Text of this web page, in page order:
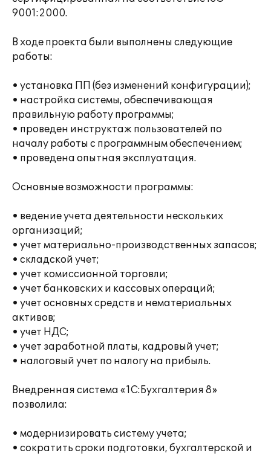
9001:2000.
В ходе проекта были выполнены следующие
работы:
• установка ПП (без изменений конфигурации);
• настройка системы, обеспечивающая
правильную работу программы;
• проведен инструктаж пользователей по
началу работы с программным обеспечением;
• проведена опытная эксплуатация.
Основные возможности программы:
• ведение учета деятельности нескольких
организаций;
• учет материально-производственных запасов;
• складской учет;
• учет комиссионной торговли;
• учет банковских и кассовых операций;
• учет основных средств и нематериальных
активов;
• учет НДС;
• учет заработной платы, кадровый учет;
• налоговый учет по налогу на прибыль.
Внедренная система «1С:Бухгалтерия 8»
позволила:
• модернизировать систему учета;
• сократить сроки подготовки, бухгалтерской и